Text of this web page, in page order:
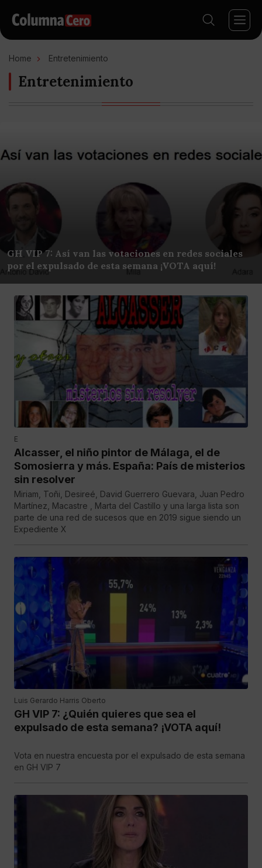
Home Entretenimiento
Entretenimiento
GH VIP 7: Así van las votaciones en redes sociales
por el expulsado de esta semana ¡VOTA aquí!
E
Alcasser, el niño pintor de Málaga, el de
Somosierra y más. España: País de misterios
sin resolver
Miriam, Toñi, Desireé, David Guerrero Guevara, Juan Pedro
Martínez, Macastre , Marta del Castillo y una larga lista son
parte de una red de sucesos que en 2019 sigue siendo un
Expediente X
Luis Gerardo Harris Oberto
GH VIP 7: ¿Quién quieres que sea el
expulsado de esta semana? ¡VOTA aquí!
Vota en nuestra encuesta por el expulsado de esta semana
en GH VIP 7